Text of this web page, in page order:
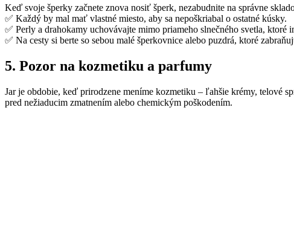
Keď svoje šperky začnete znova nosiť šperk, nezabudnite na správne
✅ Každý by mal mať vlastné miesto, aby sa nepoškriabal o ostatné kúsky.
✅ Perly a drahokamy uchovávajte mimo priameho slnečného svetla, ktoré
✅ Na cesty si berte so sebou malé šperkovnice alebo puzdrá, ktoré
5. Pozor na kozmetiku a parfumy
Jar je obdobie, keď prirodzene meníme kozmetiku – ľahšie krémy, telové
pred nežiaducim zmatnením alebo chemickým poškodením.